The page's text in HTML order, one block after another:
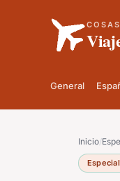
General
Inicio/